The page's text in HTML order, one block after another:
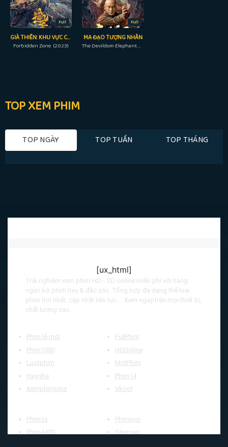
Full
GIÀ THIÊN: KHU VỰC CẤM
Forbidden Zone (2023)
Full
MA ĐẠO TƯỢNG NHÂN
The Devildom Elephant Man (2023)
TOP XEM PHIM
TOP NGÀY TOP TUẦN TOP THÁNG